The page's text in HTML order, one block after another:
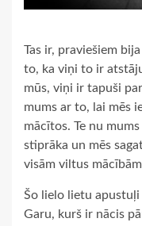
Tas ir, praviešiem
to, ka viņi to ir
mūs, viņi ir tapuši
mums ar to, lai mēs
mācītos. Te nu
stiprāka un mēs
visām viltus
Šo lielo lietu
Garu, kurš ir nācis